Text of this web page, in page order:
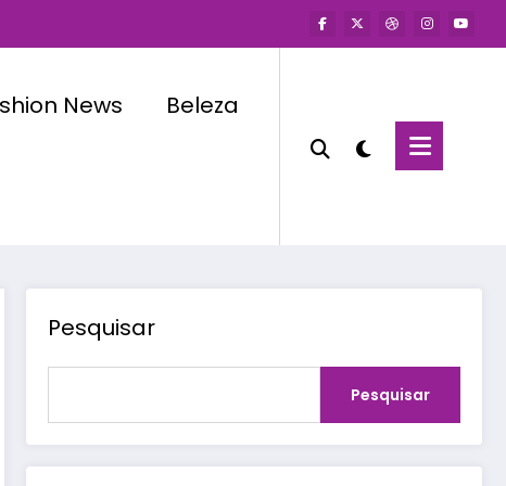
News Beleza
Pesquisar
Pesquisar